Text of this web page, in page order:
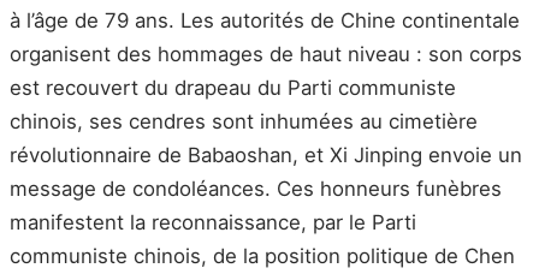
à l’âge de 79 ans. Les autorités de Chine continentale
organisent des hommages de haut niveau : son corps
est recouvert du drapeau du Parti communiste
chinois, ses cendres sont inhumées au cimetière
révolutionnaire de Babaoshan, et Xi Jinping envoie un
message de condoléances. Ces honneurs funèbres
manifestent la reconnaissance, par le Parti
communiste chinois, de la position politique de Chen